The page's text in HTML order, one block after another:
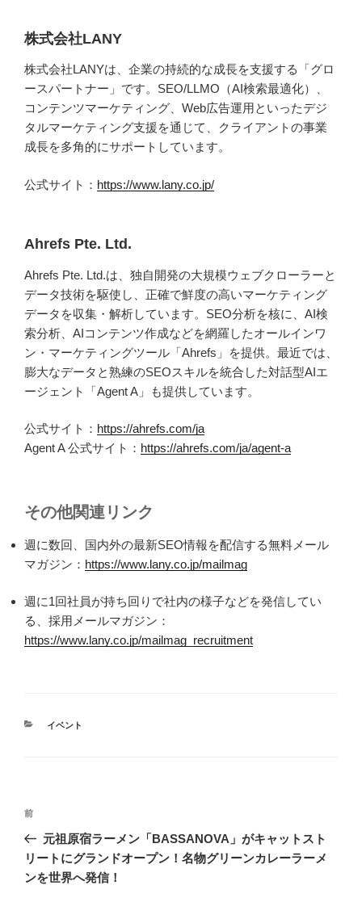
株式会社LANY
株式会社LANYは、企業の持続的な成長を支援する「グロ
ースパートナー」です。SEO/LLMO（AI検索最適化）、
コンテンツマーケティング、Web広告運用といったデジ
タルマーケティング支援を通じて、クライアントの事業
成長を多角的にサポートしています。
公式サイト： https://www.lany.co.jp/
Ahrefs Pte. Ltd.
Ahrefs Pte. Ltd.は、独自開発の大規模ウェブクローラーと
データ技術を駆使し、正確で鮮度の高いマーケティング
データを収集・解析しています。SEO分析を核に、AI検
索分析、AIコンテンツ作成などを網羅したオールインワ
ン・マーケティングツール「Ahrefs」を提供。最近では、
膨大なデータと熟練のSEOスキルを統合した対話型AIエ
ージェント「Agent A」も提供しています。
公式サイト： https://ahrefs.com/ja
Agent A 公式サイト： https://ahrefs.com/ja/agent-a
その他関連リンク
週に数回、国内外の最新SEO情報を配信する無料メール
マガジン： https://www.lany.co.jp/mailmag
週に1回社員が持ち回りで社内の様子などを発信してい
る、採用メールマガジン：
https://www.lany.co.jp/mailmag_recruitment
カ
イベント
投
ナ
ビ
前
の
投
稿
前
元祖原宿ラーメン「BASSANOVA」がキャットスト
リートにグランドオープン！名物グリーンカレーラーメ
ンを世界へ発信！